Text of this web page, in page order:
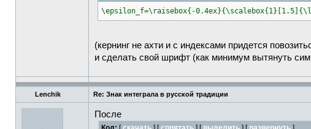
\begin {document
\[
\ frac{1}{ 1-\mu_f}
\int\limits_{ T_r} ^{T_d}
\]
\end{ document}
\epsilon_f=\raisebox{-
(кернинг не ахти и с индексами придется
и сделать свой шрифт (как минимум вытянуть
Lenchik Re: Знак интеграла в русской традиции
После